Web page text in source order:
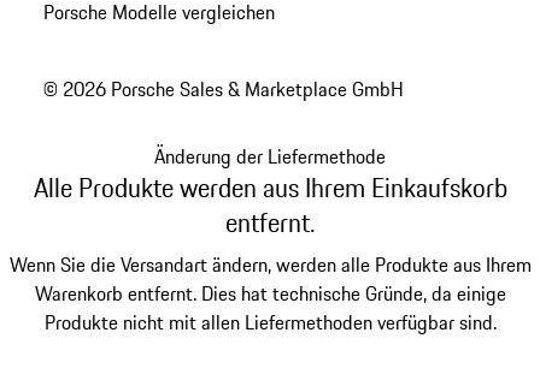
Porsche Modelle vergleichen
© 2026 Porsche Sales & Marketplace GmbH
Änderung der Liefermethode
Alle Produkte werden aus Ihrem Einkaufskorb
entfernt.
Wenn Sie die Versandart ändern, werden alle Produkte aus Ihrem
Warenkorb entfernt. Dies hat technische Gründe, da einige
Produkte nicht mit allen Liefermethoden verfügbar sind.